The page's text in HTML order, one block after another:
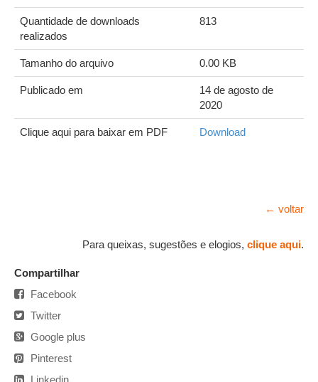
Quantidade de downloads
realizados
813
Tamanho do arquivo 0.00 KB
Publicado em
14 de agosto de
2020
Clique aqui para baixar em PDF Download
← voltar
Para queixas, sugestões e elogios, clique aqui.
Compartilhar
Facebook
Twitter
Google plus
Pinterest